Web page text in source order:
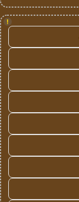
!